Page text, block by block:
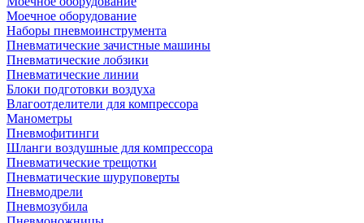
Моечное оборудование
Наборы пневмоинструмента
Пневматические зачистные машины
Пневматические лобзики
Пневматические линии
Блоки подготовки воздуха
Влагоотделители для компрессора
Манометры
Пневмофитинги
Шланги воздушные для компрессора
Пневматические трещотки
Пневматические шуруповерты
Пневмодрели
Пневмозубила